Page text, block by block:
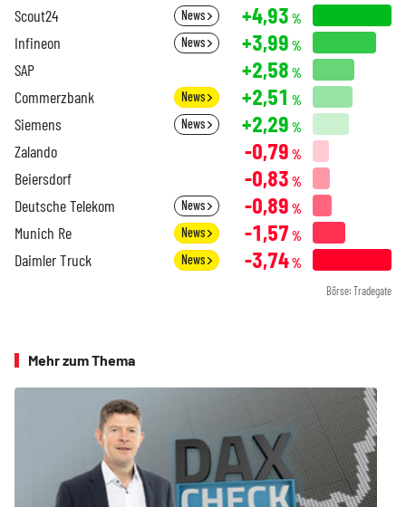
Scout24 News +4,93 %
Infineon News +3,99 %
SAP +2,58 %
Commerzbank News +2,51 %
Siemens News +2,29 %
Zalando -0,79 %
Beiersdorf -0,83 %
Deutsche Telekom News -0,89 %
Munich Re News -1,57 %
Daimler Truck News -3,74%
Börse: Tradegate
Mehr zum Thema